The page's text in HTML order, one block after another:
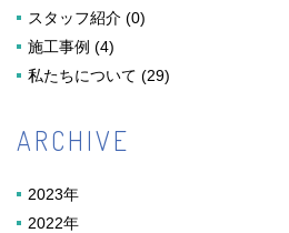
スタッフ紹介 (0)
施工事例 (4)
私たちについて (29)
ARCHIVE
2023年
2022年